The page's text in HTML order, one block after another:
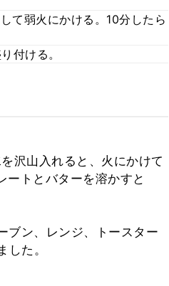
て弱火にかける。10分したら
付ける。
沢山入れると、火にかけて
ートとバターを溶かすと
ブン、レンジ、トースター
た。